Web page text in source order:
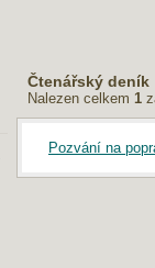
Čtenářský deník
Nalezen celkem 1
Pozvání na